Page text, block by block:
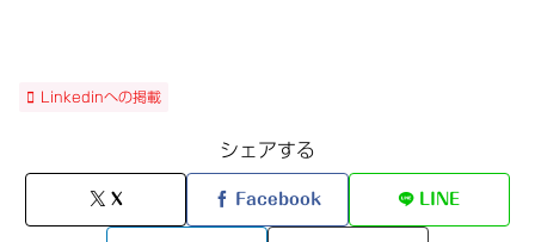
Linkedinへの掲載
シェアする
X Facebook LINE